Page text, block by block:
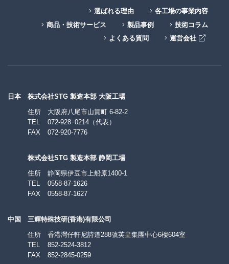
選ばれる理由
各工場の事業内容
商品・技術サービス
製品事例
技術コラム
よくある質問
運営会社
日本
株式会社STG 製造本部 大阪工場
住所
大阪府八尾市山賀町 6-82-2
TEL
072-928ｰ0214 （代表）
FAX
072-920-7776
株式会社STG 製造本部 静岡工場
住所
静岡県伊豆市上船原1400-1
TEL
0558-87-1626
FAX
0558-87-1627
中国
三輝特殊技研(香港)有限公司
住所
香港灣仔軒尼詩道288號英皇集團中心6樓604室
TEL
852-2524-3812
FAX
852-2845-0259